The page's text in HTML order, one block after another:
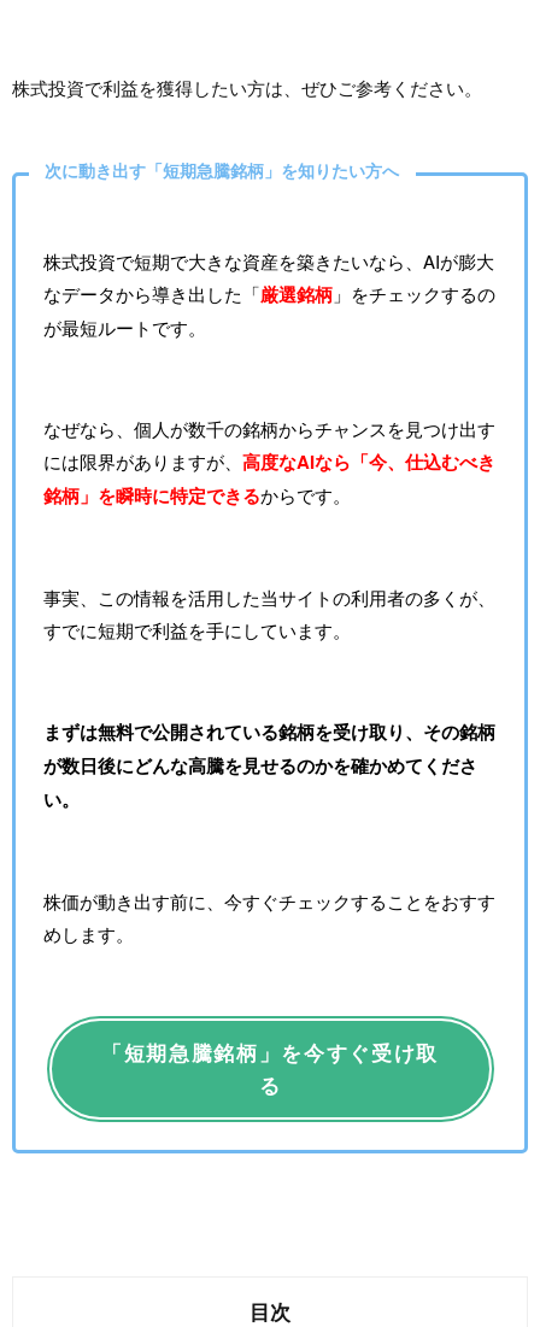
株式投資で利益を獲得したい方は、ぜひご参考ください。
次に動き出す「短期急騰銘柄」を知りたい方へ
株式投資で短期で大きな資産を築きたいなら、AIが膨大
なデータから導き出した「厳選銘柄」をチェックするの
が最短ルートです。
なぜなら、個人が数千の銘柄からチャンスを見つけ出す
には限界がありますが、 高度なAIなら「今、仕込むべき
銘柄」を瞬時に特定できるからです。
事実、この情報を活用した当サイトの利用者の多くが、
すでに短期で利益を手にしています。
まずは無料で公開されている銘柄を受け取り、その銘柄
が数日後にどんな高騰を見せるのかを確かめてくださ
い。
株価が動き出す前に、今すぐチェックすることをおすす
めします。
「短期急騰銘柄」を今すぐ受け取
る
目次